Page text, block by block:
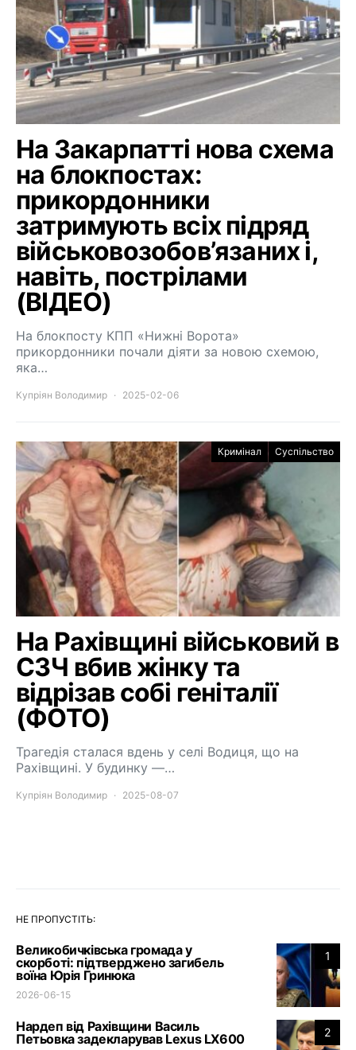
На Закарпатті нова схема
на блокпостах:
прикордонники
затримують всіх підряд
військовозобов’язаних і,
навіть, пострілами
(ВІДЕО)
На блокпосту КПП «Нижні Ворота»
прикордонники почали діяти за новою схемою,
яка…
Купріян Володимир 2025-02-06
Кримінал Суспільство
На Рахівщині військовий в
СЗЧ вбив жінку та
відрізав собі геніталії
(ФОТО)
Трагедія сталася вдень у селі Водиця, що на
Рахівщині. У будинку —…
Купріян Володимир 2025-08-07
НЕ ПРОПУСТІТЬ:
1
Великобичківська громада у
скорботі: підтверджено загибель
воїна Юрія Гринюка
2026-06-15
2
Нардеп від Рахівщини Василь
Петьовка задекларував Lexus LX600